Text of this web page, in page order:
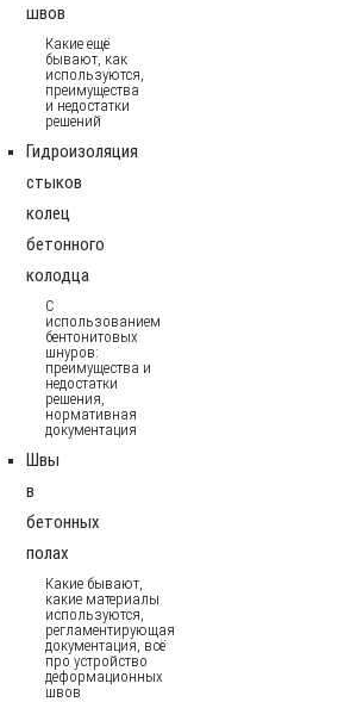
швов
Какие ещё
бывают, как
используются,
преимущества
и недостатки
решений
Гидроизоляция
стыков
колец
бетонного
колодца
С
использованием
бентонитовых
шнуров:
преимущества и
недостатки
решения,
нормативная
документация
Швы
в
бетонных
полах
Какие бывают,
какие материалы
используются,
регламентирующая
документация, всё
про устройство
деформационных
швов